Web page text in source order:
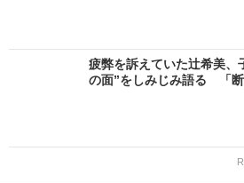
疲弊を訴えていた辻希美、
の面”をしみじみ語る 「